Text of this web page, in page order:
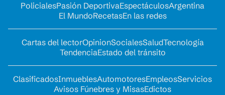
PolicialesPasión DeportivaEspectáculosArgentina
El MundoRecetasEn las redes
Cartas del lectorOpinionSocialesSaludTecnología
TendenciaEstado del tránsito
ClasificadosInmueblesAutomotoresEmpleosServicios
Avisos Fúnebres y MisasEdictos